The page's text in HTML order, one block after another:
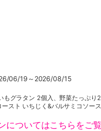
06/19～2026/08/15
もグラタン 2個入、野菜たっぷ
スト いちじく&バルサミコソース
についてはこちらをご覧